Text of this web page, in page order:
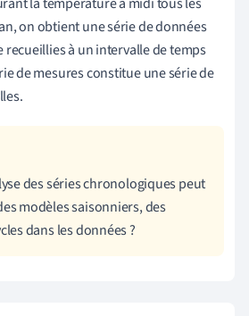
on obtient une série de données
à un intervalle de temps
de mesures constitue une série de
des séries chronologiques peut
modèles saisonniers, des
dans les données ?